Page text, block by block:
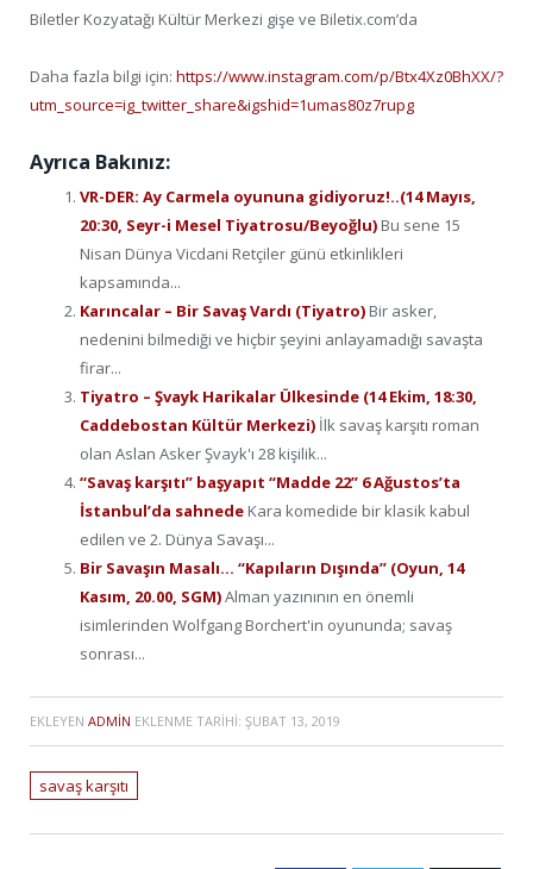
Biletler Kozyatağı Kültür Merkezi gişe ve Biletix.com’da
Daha fazla bilgi için: https://www.instagram.com/p/Btx4Xz0BhXX/?
utm_source=ig_twitter_share&igshid=1umas80z7rupg
Ayrıca Bakınız:
VR-DER: Ay Carmela oyununa gidiyoruz!..(14 Mayıs,
20:30, Seyr-i Mesel Tiyatrosu/Beyoğlu) Bu sene 15
Nisan Dünya Vicdani Retçiler günü etkinlikleri
kapsamında...
Karıncalar – Bir Savaş Vardı (Tiyatro) Bir asker,
nedenini bilmediği ve hiçbir şeyini anlayamadığı savaşta
firar...
Tiyatro – Şvayk Harikalar Ülkesinde (14 Ekim, 18:30,
Caddebostan Kültür Merkezi) İlk savaş karşıtı roman
olan Aslan Asker Şvayk'ı 28 kişilik...
“Savaş karşıtı” başyapıt “Madde 22” 6 Ağustos’ta
İstanbul’da sahnede Kara komedide bir klasik kabul
edilen ve 2. Dünya Savaşı...
Bir Savaşın Masalı… “Kapıların Dışında” (Oyun, 14
Kasım, 20.00, SGM)Alman yazınının en önemli
isimlerinden Wolfgang Borchert'in oyununda; savaş
sonrası...
EKLEYEN ADMIN EKLENME TARIHI: ŞUBAT 13, 2019
savaş karşıtı